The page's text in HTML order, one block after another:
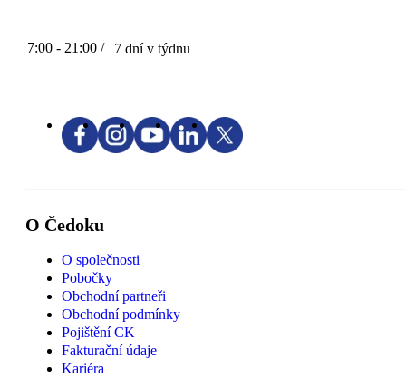
7:00 - 21:00 / 7 dní v týdnu
O Čedoku
O společnosti
Pobočky
Obchodní partneři
Obchodní podmínky
Pojištění CK
Fakturační údaje
Kariéra